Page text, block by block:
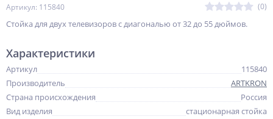
Артикул: 115840 (0)
Стойка для двух телевизоров с диагональю от 32 до 55 дюймов.
Характеристики
Артикул
115840
Производитель
ARTKRON
Страна происхождения
Россия
Вид изделия
стационарная стойка